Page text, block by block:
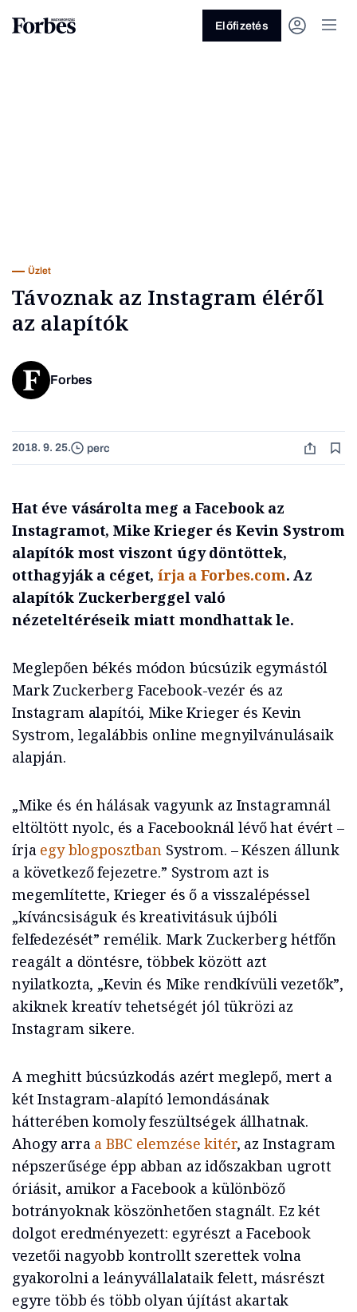
Előfizetés
Üzlet
Távoznak az Instagram éléről
az alapítók
Forbes
2018. 9. 25. perc
Hat éve vásárolta meg a Facebook az
Instagramot, Mike Krieger és Kevin Systrom
alapítók most viszont úgy döntöttek,
otthagyják a céget,írja a Forbes.com. Az
alapítók Zuckerberggel való
nézeteltéréseik miatt mondhattak le.
Meglepően békés módon búcsúzik egymástól
Mark Zuckerberg Facebook-vezér és az
Instagram alapítói, Mike Krieger és Kevin
Systrom, legalábbis online megnyilvánulásaik
alapján.
„Mike és én hálásak vagyunk az Instagramnál
eltöltött nyolc, és a Facebooknál lévő hat évért –
írja egy blogposztbanSystrom. – Készen állunk
a következő fejezetre.” Systrom azt is
megemlítette, Krieger és ő a visszalépéssel
„kíváncsiságuk és kreativitásuk újbóli
felfedezését” remélik. Mark Zuckerberg hétfőn
reagált a döntésre, többek között azt
nyilatkozta, „Kevin és Mike rendkívüli vezetők”,
akiknek kreatív tehetségét jól tükrözi az
Instagram sikere.
A meghitt búcsúzkodás azért meglepő, mert a
két Instagram-alapító lemondásának
hátterében komoly feszültségek állhatnak.
Ahogy arra a BBC elemzése kitér, az Instagram
népszerűsége épp abban az időszakban ugrott
óriásit, amikor a Facebook a különböző
botrányoknak köszönhetően stagnált. Ez két
dolgot eredményezett: egyrészt a Facebook
vezetői nagyobb kontrollt szerettek volna
gyakorolni a leányvállalataik felett, másrészt
egyre több és több olyan újítást akartak